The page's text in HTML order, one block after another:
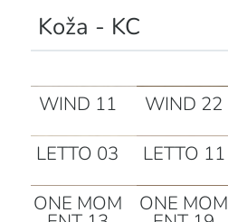
Koža - KC
WIND 11 WIND 22
LETTO 03
LETTO 11
ONE MOM
ONE MOM